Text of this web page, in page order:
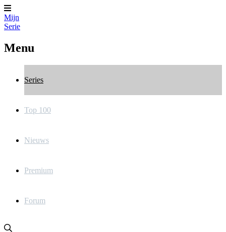
Mijn
Serie
Menu
Series
Top 100
Nieuws
Premium
Forum